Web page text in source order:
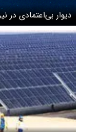
دیوار بی‌اعتمادی در